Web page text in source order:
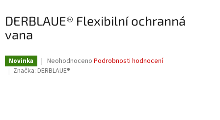
DERBLAUE® Flexibilní ochranná
vana
Novinka
Průměrné
hodnocení
Neohodnoceno Podrobnosti hodnocení
Značka: DERBLAUE®